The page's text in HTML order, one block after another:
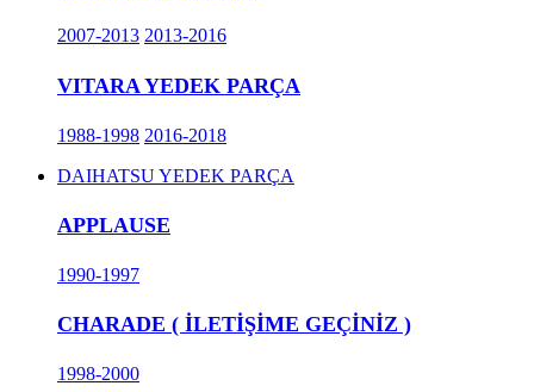
2007-2013 2013-2016
VITARA YEDEK PARÇA
1988-1998 2016-2018
DAIHATSU YEDEK PARÇA
APPLAUSE
1990-1997
CHARADE ( İLETİŞİME GEÇİNİZ )
1998-2000